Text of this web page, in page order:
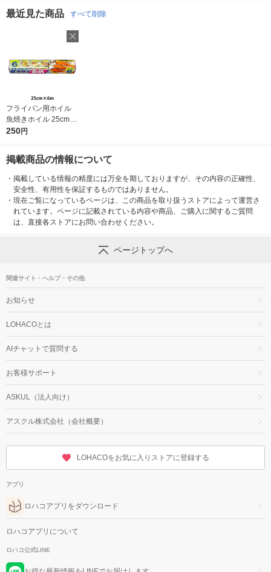
タオル 日本製紙クレ
最近見た商品 すべて削除
お気に入りに
登録しました
フライパン用ホイル
魚焼きホイル 25cm×6
m 1本
250円
掲載商品の情報について
・ 掲載している情報の精度には万全を期しておりますが、その内容の正確性、
安全性、有用性を保証するものではありません。
・ 現在ご覧になっているページは、この商品を取り扱うストアによって運営さ
れています。ページに記載されている内容や商品、ご購入に関するご質問
は、直接各ストアにお問い合わせください。
ページトップへ
関連サイト・ヘルプ・その他
お知らせ
LOHACOとは
AIチャットで質問する
お客様サポート
ASKUL（法人向け）
アスクル株式会社（会社概要）
LOHACOをお気に入りストアに登録する
アプリ
ロハコアプリをダウンロード
ロハコアプリについて
ロハコ公式LINE